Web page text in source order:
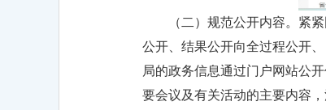
（二）规范公开内容。紧
公开、结果公开向全过程公开
局的政务信息通过门户网站公
要会议及有关活动的主要内容